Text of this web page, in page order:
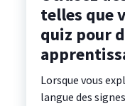
telles que
quiz pour
Lorsque vous
langue des